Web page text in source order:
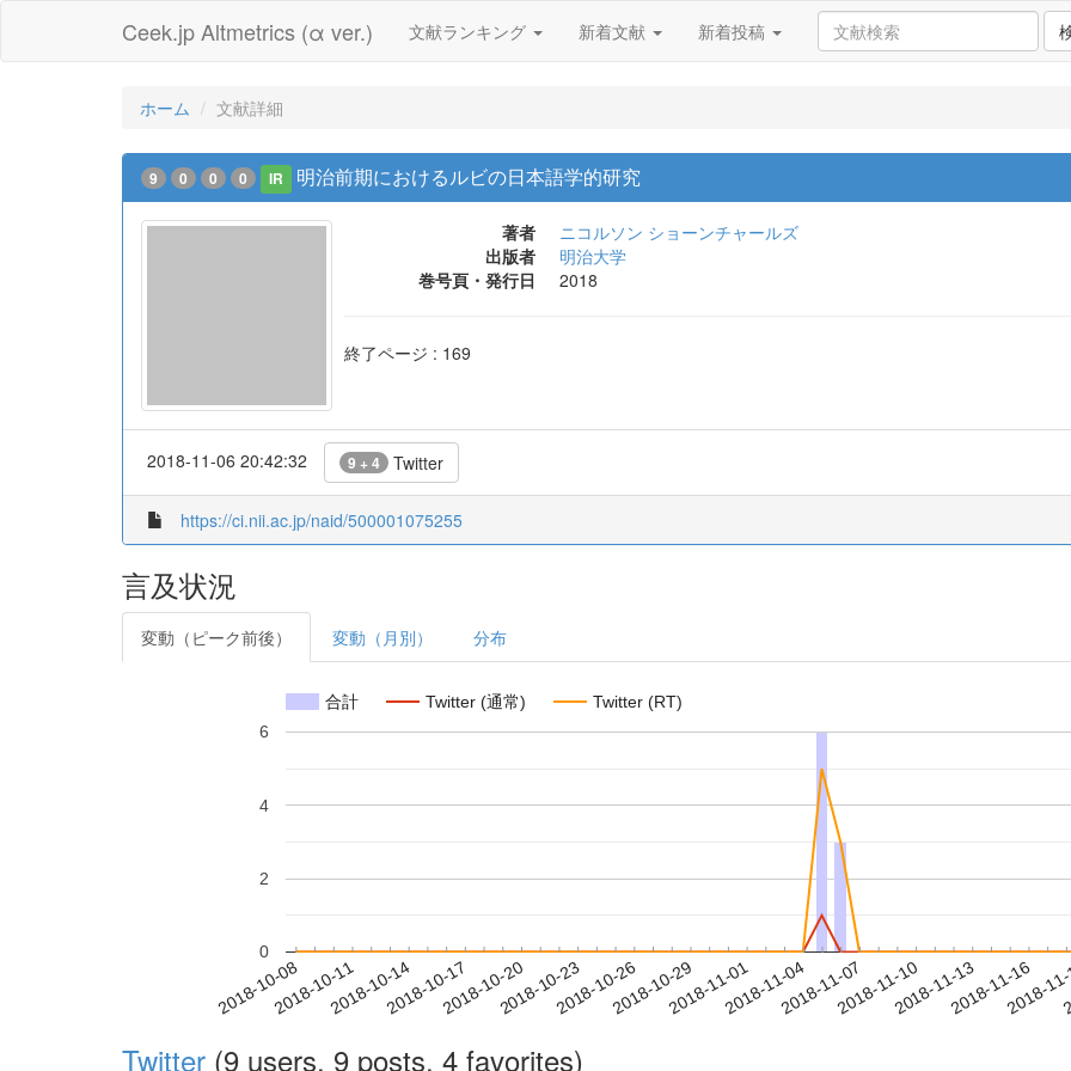
Ceek.jp Altmetrics (α ver.) 文献ランキング 新着文献 新着投稿
ホーム 文献詳細
9 0 0 0 IR 明治前期におけるルビの日本語学的研究
著者
ニコルソン ショーンチャールズ
出版者
明治大学
巻号頁・発行日
2018
終了ページ : 169
2018-11-06 20:42:32 9 + 4 Twitter
https://ci.nii.ac.jp/naid/500001075255
言及状況
変動（ピーク前後） 変動（月別） 分布
合計 Twitter (通常) Twitter (RT)
2018-10-082018-10-112018-10-142018-10-172018-10-202018-10-232018-10-262018-10-292018-11-012018-11-042018-11-072018-11-102018-11-132018-11-16
2018-
0
2
4
6
Twitter (9 users, 9 posts, 4 favorites)